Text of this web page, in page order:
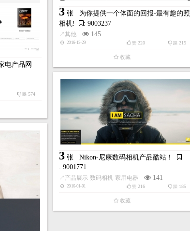
3 张 为你提供一个体面的回报-最有趣的照
相机!
: 9003237
↗其他 145
2016-12-29 踩 215
赞 220
收藏
电产品网
踩 574
3 张 Nikon-尼康数码相机产品酷站！
: 9001771
↗ 产品展示 数码相机 家用电器 141
2016-01-01 踩 185
赞 216
收藏